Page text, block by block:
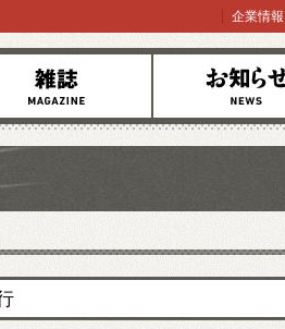
お知らせ
企業情報